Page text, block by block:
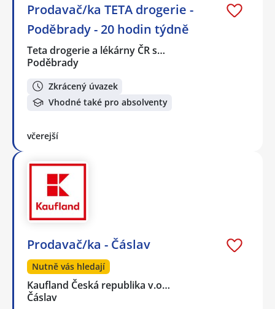
Prodavač/ka TETA drogerie -
Poděbrady - 20 hodin týdně
Teta drogerie a lékárny ČR s…
Poděbrady
Zkrácený úvazek
Vhodné také pro absolventy
včerejší
Prodavač/ka - Čáslav
Nutně vás hledají
Kaufland Česká republika v.o…
Čáslav